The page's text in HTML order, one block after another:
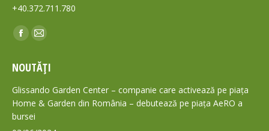
+40.372.711.780
Find us on:
Facebook
opens
in
new
window
Mail
opens
in
new
NOUTĂȚI
Glissando Garden Center – companie care activează pe piața
Home & Garden din România – debutează pe piața AeRO a
bursei